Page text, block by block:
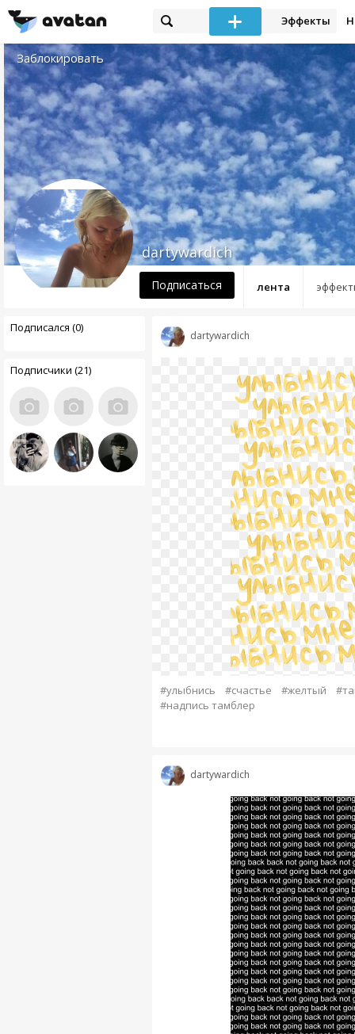
Эффекты
Заблокировать
лента
dartywardich
Подписаться
Подписался (0)
Подписчики (21)
dartywardich
#улыбнись #счастье #желтый
#надпись тамблер
dartywardich